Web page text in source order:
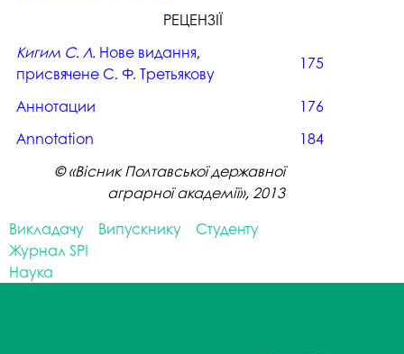
РЕЦЕНЗІЇ
Кигим С. Л. Нове видання,
присвячене С. Ф. Третьякову
175
Аннотации
176
Аnnotation
184
© «Вісник Полтавської державної
аграрної академії», 2013
Викладачу
Випускнику
Студенту
Журнал SPI
Наука